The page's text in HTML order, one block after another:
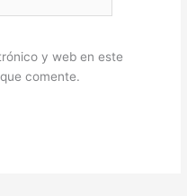
y web en este
comente.